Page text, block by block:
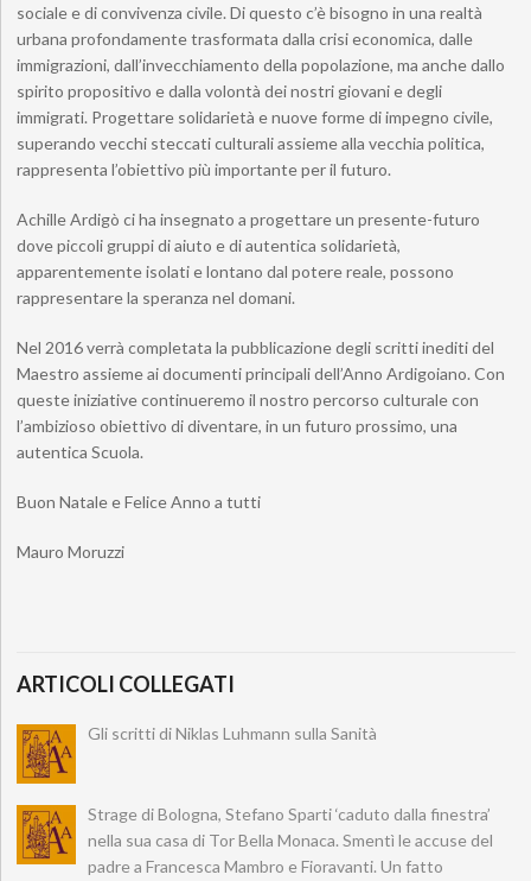
sociale e di convivenza civile. Di questo c’è bisogno in una realtà
urbana profondamente trasformata dalla crisi economica, dalle
immigrazioni, dall’invecchiamento della popolazione, ma anche dallo
spirito propositivo e dalla volontà dei nostri giovani e degli
immigrati. Progettare solidarietà e nuove forme di impegno civile,
superando vecchi steccati culturali assieme alla vecchia politica,
rappresenta l’obiettivo più importante per il futuro.
Achille Ardigò ci ha insegnato a progettare un presente-futuro
dove piccoli gruppi di aiuto e di autentica solidarietà,
apparentemente isolati e lontano dal potere reale, possono
rappresentare la speranza nel domani.
Nel 2016 verrà completata la pubblicazione degli scritti inediti del
Maestro assieme ai documenti principali dell’Anno Ardigoiano. Con
queste iniziative continueremo il nostro percorso culturale con
l’ambizioso obiettivo di diventare, in un futuro prossimo, una
autentica Scuola.
Buon Natale e Felice Anno a tutti
Mauro Moruzzi
ARTICOLI COLLEGATI
Gli scritti di Niklas Luhmann sulla Sanità
Strage di Bologna, Stefano Sparti ‘caduto dalla finestra’
nella sua casa di Tor Bella Monaca. Smentì le accuse del
padre a Francesca Mambro e Fioravanti. Un fatto